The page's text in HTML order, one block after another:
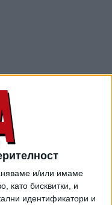
и/или имаме
като бисквитки, и
идентификатори и
„Как' Сийка“ бе
театър
й като Мадам
цивилизация“ по
Урумов. Отличието
пък бе връчено
„Неделя сутрин”.